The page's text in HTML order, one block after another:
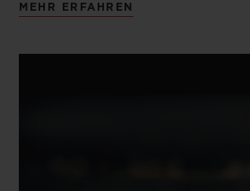
MEHR ERFAHREN